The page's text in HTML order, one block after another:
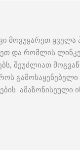
მოვუყარეთ ყველა
და რომლის
შეუძლიათ
ამაზონისეული